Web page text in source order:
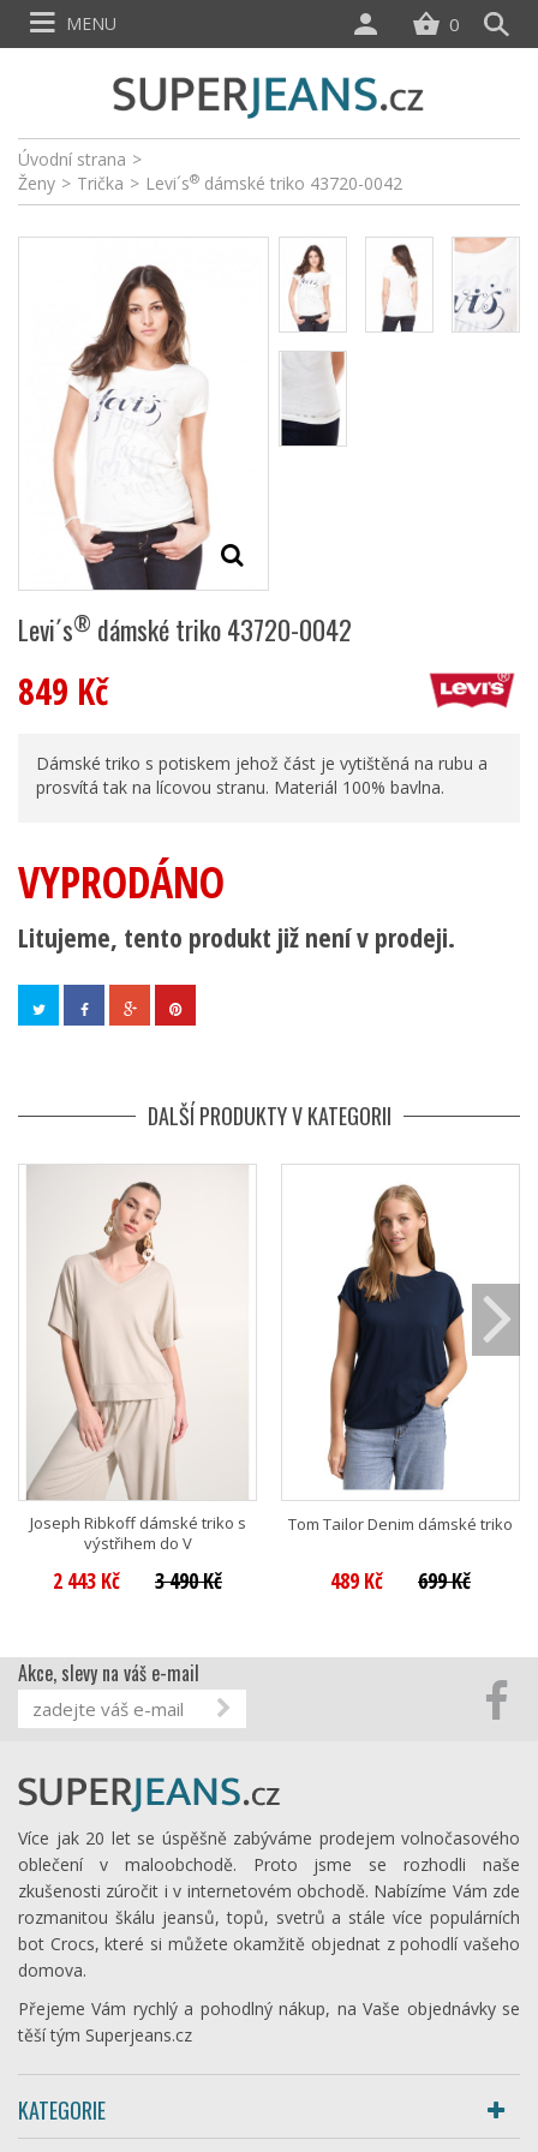
Úvodní strana >
Ženy > Trička > Levi´s® dámské triko 43720-0042
Levi´s® dámské triko 43720-0042
849 Kč
Dámské triko s potiskem jehož část je vytištěná na rubu a
prosvítá tak na lícovou stranu. Materiál 100% bavlna.
VYPRODÁNO
Litujeme, tento produkt již není v prodeji.
DALŠÍ PRODUKTY V KATEGORII
Joseph Ribkoff dámské triko s
výstřihem do V
2 443 Kč 3 490 Kč
Tom Tailor Denim dámské triko
489 Kč 699 Kč
0
MENU
Akce, slevy na váš e-mail
Více jak 20 let se úspěšně zabýváme prodejem volnočasového
oblečení v maloobchodě. Proto jsme se rozhodli naše
zkušenosti zúročit i v internetovém obchodě. Nabízíme Vám zde
rozmanitou škálu jeansů, topů, svetrů a stále více populárních
bot Crocs, které si můžete okamžitě objednat z pohodlí vašeho
domova.
Přejeme Vám rychlý a pohodlný nákup, na Vaše objednávky se
těší tým Superjeans.cz
KATEGORIE